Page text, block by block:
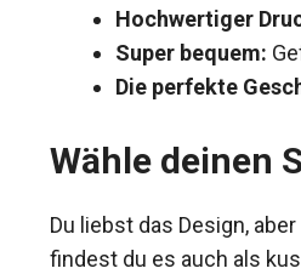
Hochwertiger
Super bequem:
Die perfekte
Wähle deinen
Du liebst das Design,
findest du es auch als